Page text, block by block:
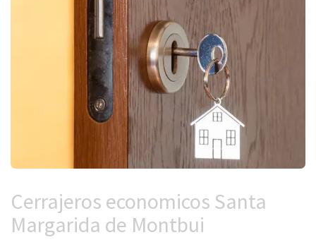
Cerrajeros economicos Santa
Margarida de Montbui